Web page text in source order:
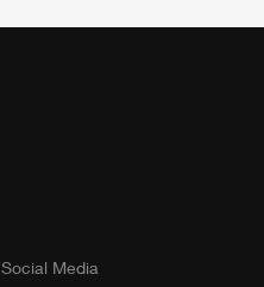
Social Media